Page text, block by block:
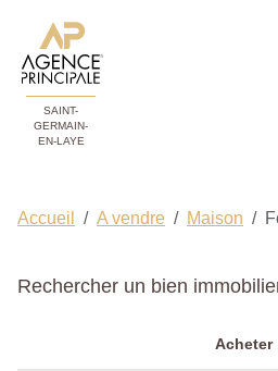
SAINT-
GERMAIN-
EN-LAYE
Accueil A vendre Maison
Rechercher un bien
Acheter